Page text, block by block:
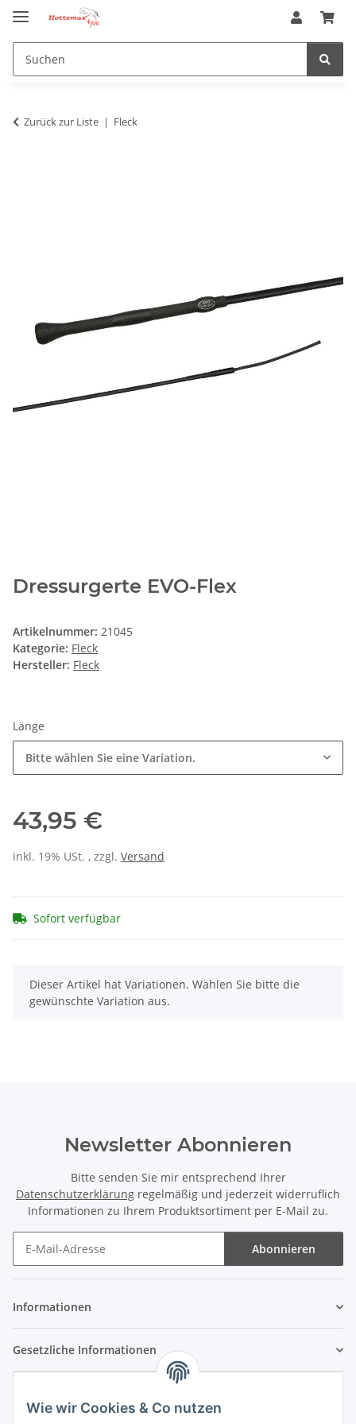
Wie wir Cookies & Co nutzen
Zurück zur Liste Fleck
Dressurgerte EVO-Flex
Artikelnummer: 21045
Kategorie: Fleck
Hersteller: Fleck
Länge
Bitte wählen Sie eine Variation.
43,95 €
inkl. 19% USt. , zzgl. Versand
Sofort verfügbar
x
Dieser Artikel hat Variationen. Wählen Sie bitte die
gewünschte Variation aus.
Newsletter Abonnieren
Bitte senden Sie mir entsprechend Ihrer
Datenschutzerklärung regelmäßig und jederzeit widerruflich
Informationen zu Ihrem Produktsortiment per E-Mail zu.
Abonnieren
Informationen
Gesetzliche Informationen